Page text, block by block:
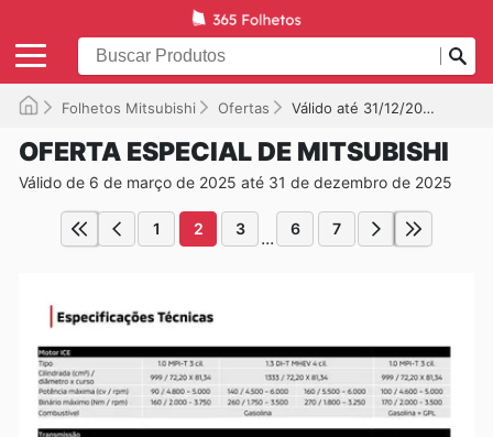
Folhetos Mitsubishi Ofertas Válido até 31/12/2025
OFERTA ESPECIAL DE MITSUBISHI
Válido de 6 de março de 2025 até 31 de dezembro de 2025
1 2 3 ... 6 7